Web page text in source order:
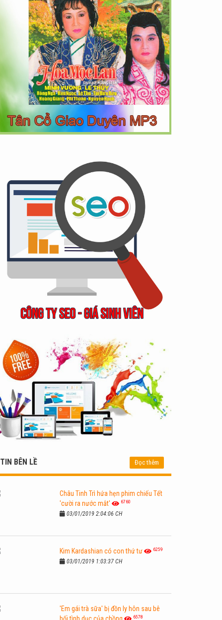
TIN BÊN LỀ Đọc thêm
Châu Tinh Trì hứa hẹn phim chiếu Tết
'cười ra nước mắt'
6760
03/01/2019 2:04:06 CH
Kim Kardashian có con thứ tư 6259
03/01/2019 1:03:37 CH
'Em gái trà sữa' bị đồn ly hôn sau bê
6578